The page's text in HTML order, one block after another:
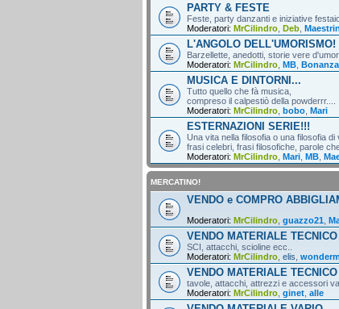
PARTY & FESTE
Feste, party danzanti e iniziative
Moderatori: MrCilindro Deb
L'ANGOLO DELL'UMORISMO!
Barzellette, anedotti, storie vere
Moderatori: MrCilindro MB Bonanza
MUSICA E DINTORNI...
Tutto quello che fà musica,
compreso il calpestiò della powderrr....
Moderatori: MrCilindro bobo Mari
ESTERNAZIONI SERIE!!!
Una vita nella filosofia o una filosofia di
frasi celebri, frasi filosofiche, parole
Moderatori: MrCilindro Mari MB
MERCATINO!
VENDO e COMPRO
Moderatori: MrCilindro guazzo21
VENDO MATERIALE
SCI, attacchi, scioline ecc..
Moderatori: MrCilindro elis
VENDO MATERIALE
tavole, attacchi, attrezzi e accessori
Moderatori: MrCilindro ginet alle